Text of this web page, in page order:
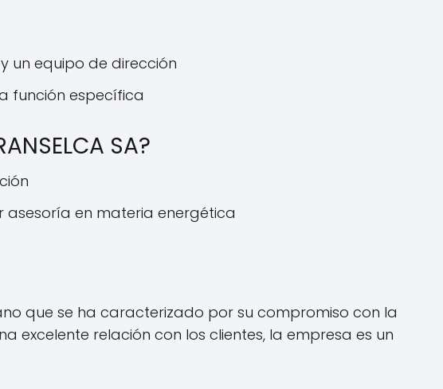
un equipo de dirección
función específica
SA?
en materia energética
que se ha caracterizado por su compromiso con la
excelente relación con los clientes, la empresa es un